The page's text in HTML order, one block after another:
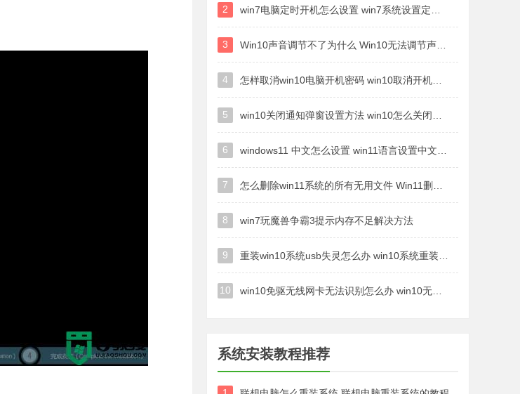
2
3
4
5
6
7
8 win7玩魔兽争霸3提示内存不足解决方法
9
10
系统安装教程推荐